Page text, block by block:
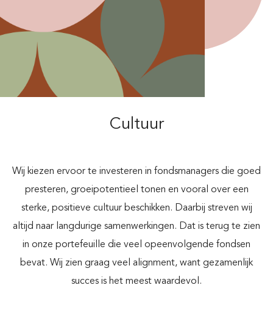
Cultuur
Wij kiezen ervoor te investeren in fondsmanagers die goed
presteren, groeipotentieel tonen en vooral over een
sterke, positieve cultuur beschikken. Daarbij streven wij
altijd naar langdurige samenwerkingen. Dat is terug te zien
in onze portefeuille die veel opeenvolgende fondsen
bevat. Wij zien graag veel alignment, want gezamenlijk
succes is het meest waardevol.